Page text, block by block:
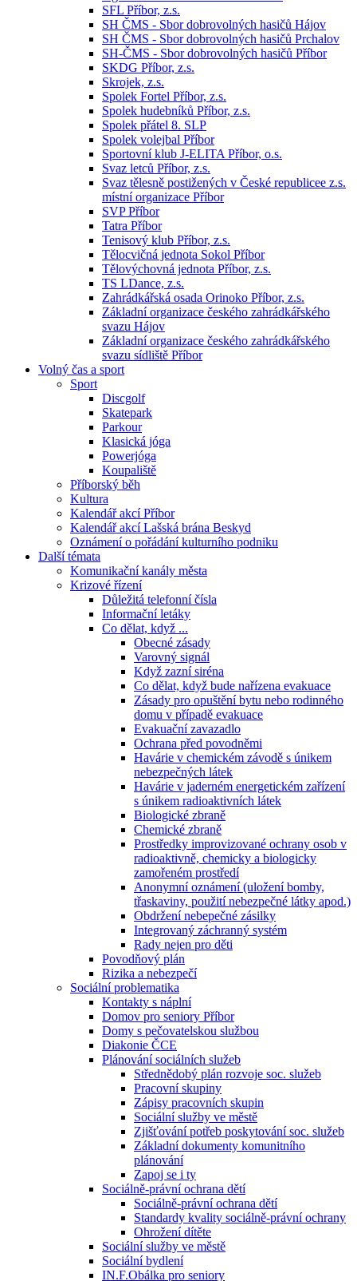
SFL Příbor, z.s.
SH ČMS - Sbor dobrovolných hasičů Hájov
SH ČMS - Sbor dobrovolných hasičů Prchalov
SH-ČMS - Sbor dobrovolných hasičů Příbor
SKDG Příbor, z.s.
Skrojek, z.s.
Spolek Fortel Příbor, z.s.
Spolek hudebníků Příbor, z.s.
Spolek přátel 8. SLP
Spolek volejbal Příbor
Sportovní klub J-ELITA Příbor, o.s.
Svaz letců Příbor, z.s.
Svaz tělesně postižených v České republicee z.s.
místní organizace Příbor
SVP Příbor
Tatra Příbor
Tenisový klub Příbor, z.s.
Tělocvičná jednota Sokol Příbor
Tělovýchovná jednota Příbor, z.s.
TS LDance, z.s.
Zahrádkářská osada Orinoko Příbor, z.s.
Základní organizace českého zahrádkářského
svazu Hájov
Základní organizace českého zahrádkářského
svazu sídliště Příbor
Volný čas a sport
Sport
Discgolf
Skatepark
Parkour
Klasická jóga
Powerjóga
Koupaliště
Příborský běh
Kultura
Kalendář akcí Příbor
Kalendář akcí Lašská brána Beskyd
Oznámení o pořádání kulturního podniku
Další témata
Komunikační kanály města
Krizové řízení
Důležitá telefonní čísla
Informační letáky
Co dělat, když ...
Obecné zásady
Varovný signál
Když zazní siréna
Co dělat, když bude nařízena evakuace
Zásady pro opuštění bytu nebo rodinného
domu v případě evakuace
Evakuační zavazadlo
Ochrana před povodněmi
Havárie v chemickém závodě s únikem
nebezpečných látek
Havárie v jaderném energetickém zařízení
s únikem radioaktivních látek
Biologické zbraně
Chemické zbraně
Prostředky improvizované ochrany osob v
radioaktivně, chemicky a biologicky
zamořeném prostředí
Anonymní oznámení (uložení bomby,
třaskaviny, použití nebezpečné látky apod.)
Obdržení nebepečné zásilky
Integrovaný záchranný systém
Rady nejen pro děti
Povodňový plán
Rizika a nebezpečí
Sociální problematika
Kontakty s náplní
Domov pro seniory Příbor
Domy s pečovatelskou službou
Diakonie ČCE
Plánování sociálních služeb
Střednědobý plán rozvoje soc. služeb
Pracovní skupiny
Zápisy pracovních skupin
Sociální služby ve městě
Zjišťování potřeb poskytování soc. služeb
Základní dokumenty komunitního
plánování
Zapoj se i ty
Sociálně-právní ochrana dětí
Sociálně-právní ochrana dětí
Standardy kvality sociálně-právní ochrany
Ohrožení dítěte
Sociální služby ve městě
Sociální bydlení
IN.F.Obálka pro seniory